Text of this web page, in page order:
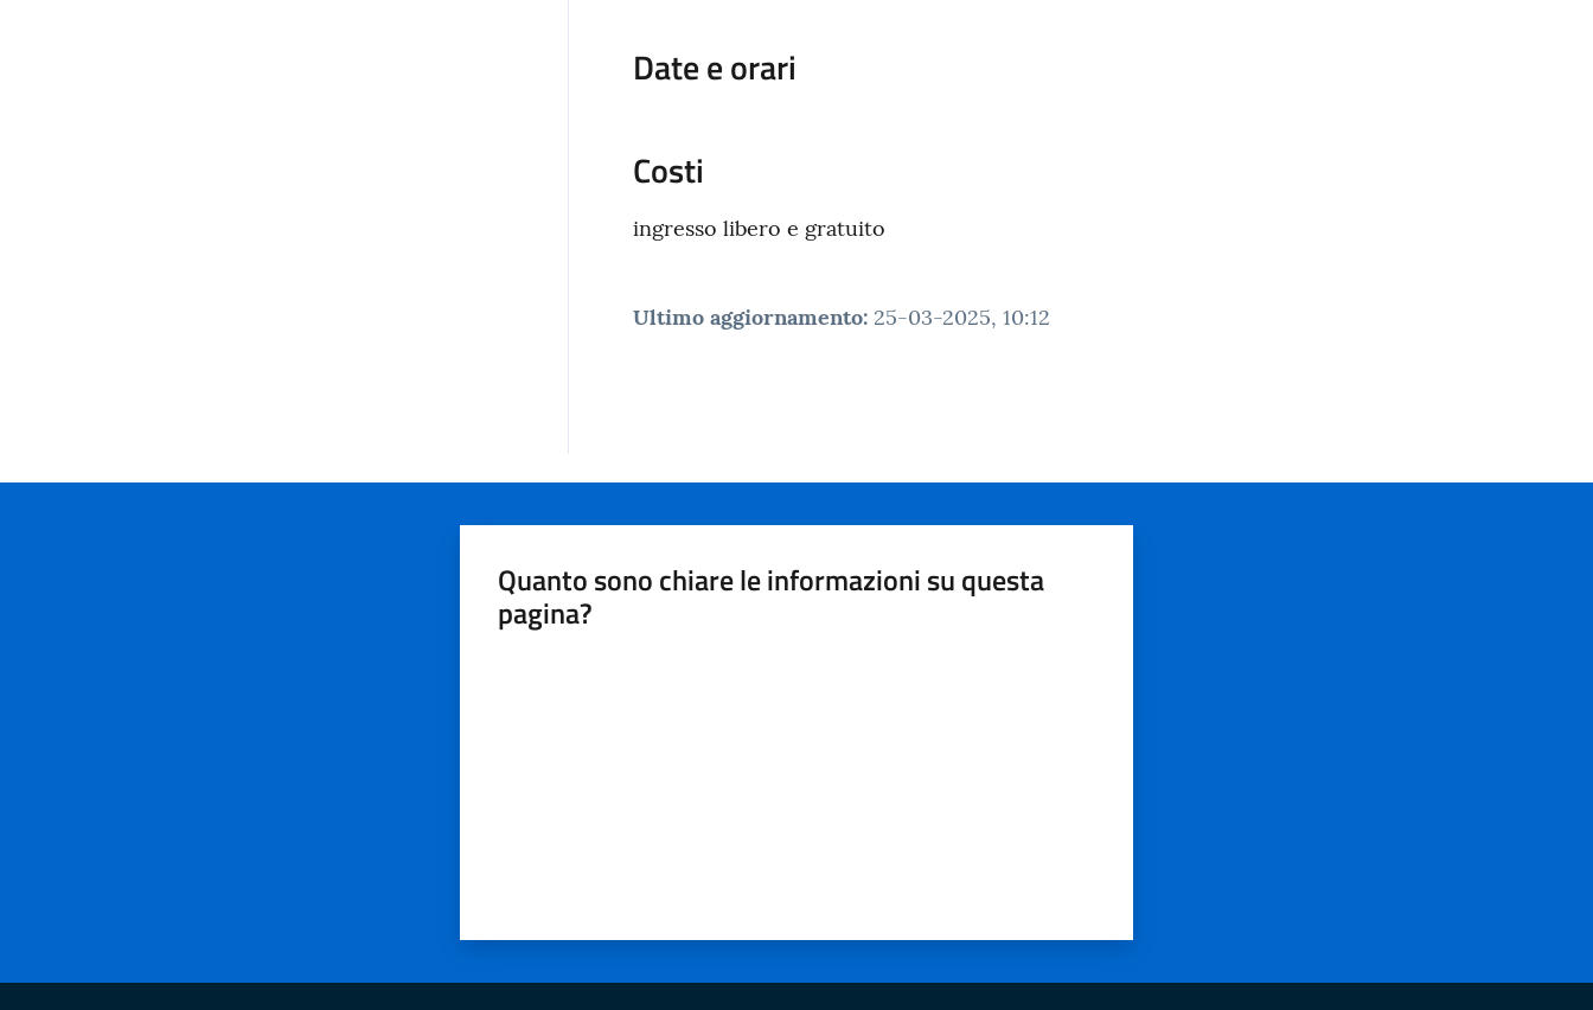
Date e orari
Costi
ingresso libero e gratuito
Ultimo aggiornamento: 25-03-2025, 10:12
Quanto sono chiare le informazioni su questa
pagina?